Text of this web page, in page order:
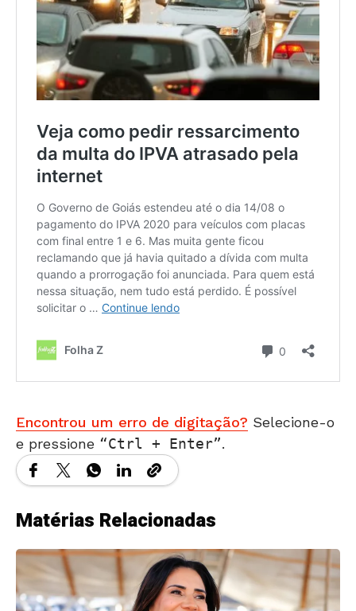
Encontrou um erro de digitação? Selecione-o
e pressione
Ctrl + Enter .
Matérias Relacionadas